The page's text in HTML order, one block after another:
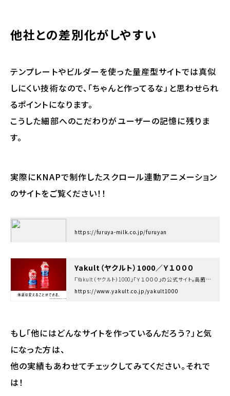
他社との差別化がしやすい
テンプレートやビルダーを使った量産型サイトでは真似
しにくい技術なので、「ちゃんと作ってるな」と思わせられ
るポイントになります。
こうした細部へのこだわりがユーザーの記憶に残りま
す。
実際にKNAPで制作したスクロール連動アニメーション
のサイトをご覧ください！！
https://furuya-milk.co.jp/furuyan
Yakult（ヤクルト）1000／Ｙ１０００
「Yakult（ヤクルト）1000」「Ｙ１０００」の公式サイト。高菌数・高密度の乳酸菌シロタ株を1,000億個含むことにより、一時的な精神的ストレスがかかる状況でのストレス緩和、睡眠の質向上、腸内環境改善をサポートします。
https://www.yakult.co.jp/yakult1000
もし「他にはどんなサイトを作っているんだろう？」と気
になった方は、
他の実績もあわせてチェックしてみてください。それで
は！